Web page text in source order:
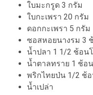
ใบมะกรูด 3 กรัม
ใบกะเพรา 20 กรัม
ดอกกะเพรา 5 กรัม
ซอสหอยนางรม 3
น้ำปลา 1 1/2 ช้อน
น้ำตาลทราย 1 ช้อ
พริกไทยป่น 1/2 ช้
น้ำเปล่า